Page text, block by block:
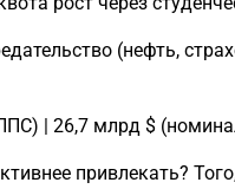
(нефть,
| 26,7 млрд $
привлекать?